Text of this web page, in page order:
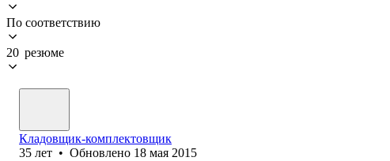
По соответствию
20 резюме
Кладовщик-комплектовщик
35 лет • Обновлено 18 мая 2015